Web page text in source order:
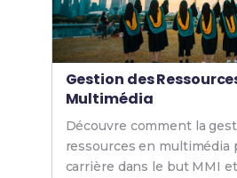
Gestion des
Multimédia
Découvre comment la
ressources en multimédia
carrière dans le but MMI